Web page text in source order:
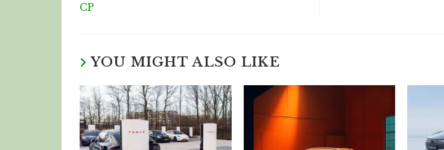
CP
YOU MIGHT ALSO LIKE